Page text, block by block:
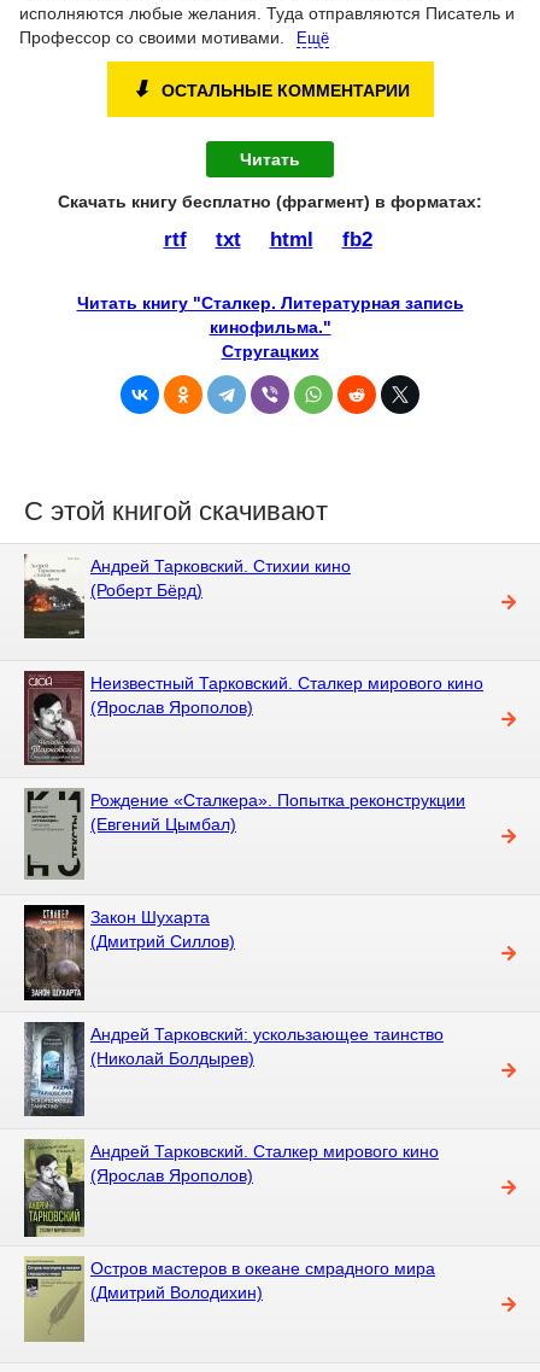
исполняются любые желания. Туда отправляются Писатель и
Профессор со своими мотивами.
Ещё
⬇ ОСТАЛЬНЫЕ КОММЕНТАРИИ
Читать
Скачать книгу бесплатно (фрагмент) в форматах :
rtf txt html fb2
Читать книгу "Сталкер. Литературная запись
кинофильма."
Стругацких
С этой книгой скачивают
Андрей Тарковский. Стихии кино
(Роберт Бёрд)
Неизвестный Тарковский. Сталкер мирового кино
(Ярослав Ярополов)
Рождение «Сталкера». Попытка реконструкции
(Евгений Цымбал)
Закон Шухарта
(Дмитрий Силлов)
Андрей Тарковский: ускользающее таинство
(Николай Болдырев)
Андрей Тарковский. Сталкер мирового кино
(Ярослав Ярополов)
Остров мастеров в океане смрадного мира
(Дмитрий Володихин)